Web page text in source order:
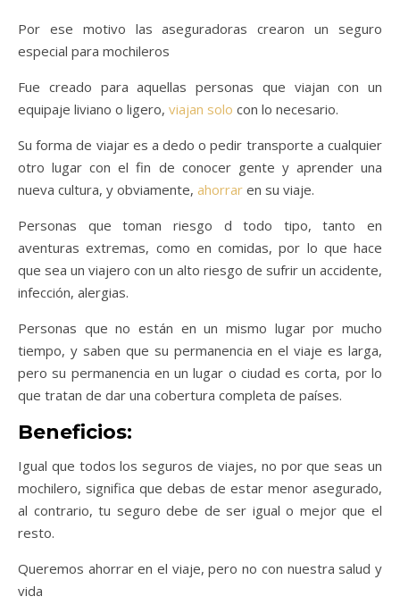
Por ese motivo las aseguradoras crearon un seguro
especial para mochileros
Fue creado para aquellas personas que viajan con un
equipaje liviano o ligero, viajan solo con lo necesario.
Su forma de viajar es a dedo o pedir transporte a cualquier
otro lugar con el fin de conocer gente y aprender una
nueva cultura, y obviamente, ahorrar en su viaje.
Personas que toman riesgo d todo tipo, tanto en
aventuras extremas, como en comidas, por lo que hace
que sea un viajero con un alto riesgo de sufrir un accidente,
infección, alergias.
Personas que no están en un mismo lugar por mucho
tiempo, y saben que su permanencia en el viaje es larga,
pero su permanencia en un lugar o ciudad es corta, por lo
que tratan de dar una cobertura completa de países.
Beneficios:
Igual que todos los seguros de viajes, no por que seas un
mochilero, significa que debas de estar menor asegurado,
al contrario, tu seguro debe de ser igual o mejor que el
resto.
Queremos ahorrar en el viaje, pero no con nuestra salud y
vida